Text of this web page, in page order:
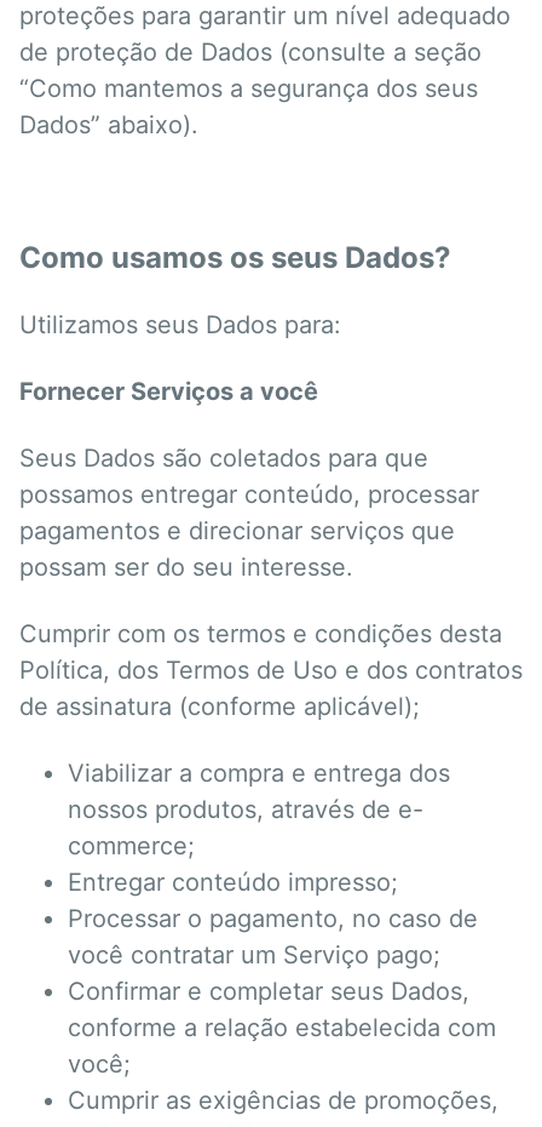
proteções para garantir um nível adequado
de proteção de Dados (consulte a seção
“Como mantemos a segurança dos seus
Dados” abaixo).
Como usamos os seus Dados?
Utilizamos seus Dados para:
Fornecer Serviços a você
Seus Dados são coletados para que
possamos entregar conteúdo, processar
pagamentos e direcionar serviços que
possam ser do seu interesse.
Cumprir com os termos e condições desta
Política, dos Termos de Uso e dos contratos
de assinatura (conforme aplicável);
Viabilizar a compra e entrega dos
nossos produtos, através de e-
commerce;
Entregar conteúdo impresso;
Processar o pagamento, no caso de
você contratar um Serviço pago;
Confirmar e completar seus Dados,
conforme a relação estabelecida com
você;
Cumprir as exigências de promoções,